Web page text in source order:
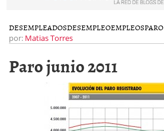
DESEMPLEADOSDESEMPLEOEMPLEOSPARO
por: Matias Torres
Paro junio 2011